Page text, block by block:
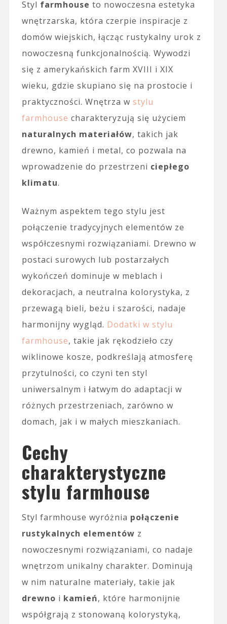
Styl farmhouse to nowoczesna estetyka
wnętrzarska, która czerpie inspiracje z
domów wiejskich, łącząc rustykalny urok z
nowoczesną funkcjonalnością. Wywodzi
się z amerykańskich farm XVIII i XIX
wieku, gdzie skupiano się na prostocie i
praktyczności. Wnętrza w stylu
farmhouse charakteryzują się użyciem
naturalnych materiałów, takich jak
drewno, kamień i metal, co pozwala na
wprowadzenie do przestrzeni ciepłego
klimatu.
Ważnym aspektem tego stylu jest
połączenie tradycyjnych elementów ze
współczesnymi rozwiązaniami. Drewno w
postaci surowych lub postarzałych
wykończeń dominuje w meblach i
dekoracjach, a neutralna kolorystyka, z
przewagą bieli, beżu i szarości, nadaje
harmonijny wygląd. Dodatki w stylu
farmhouse, takie jak rękodzieło czy
wiklinowe kosze, podkreślają atmosferę
przytulności, co czyni ten styl
uniwersalnym i łatwym do adaptacji w
różnych przestrzeniach, zarówno w
domach, jak i w małych mieszkaniach.
Cechy
charakterystyczne
stylu farmhouse
Styl farmhouse wyróżnia połączenie
rustykalnych elementów z
nowoczesnymi rozwiązaniami, co nadaje
wnętrzom unikalny charakter. Dominują
w nim naturalne materiały, takie jak
drewno i kamień, które harmonijnie
współgrają z stonowaną kolorystyką,